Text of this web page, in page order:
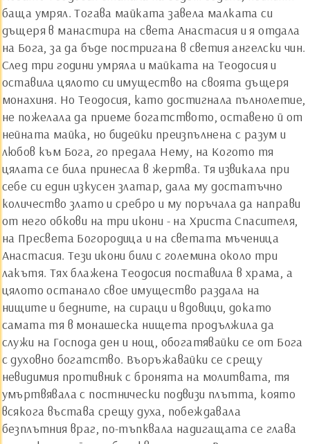
баща умрял. Тогава майката завела малката си
дъщеря в манастира на света Анастасия и я отдала
на Бога, за да бъде постригана в светия ангелски чин.
След три години умряла и майката на Теодосия и
оставила цялото си имущество на своята дъщеря
монахиня. Но Теодосия, като достигнала пълнолетие,
не пожелала да приеме богатството, оставено й от
нейната майка, но бидейки преизпълнена с разум и
любов към Бога, го предала Нему, на Когото тя
цялата се била принесла в жертва. Тя извикала при
себе си един изкусен златар, дала му достатъчно
количество злато и сребро и му поръчала да направи
от него обкови на три икони - на Христа Спасителя,
на Пресвета Богородица и на светата мъченица
Анастасия. Тези икони били с големина около три
лакътя. Тях блажена Теодосия поставила в храма, а
цялото останало свое имущество раздала на
нищите и бедните, на сираци и вдовици, докато
самата тя в монашеска нищета продължила да
служи на Господа ден и нощ, обогатявайки се от Бога
с духовно богатство. Въоръжавайки се срещу
невидимия противник с бронята на молитвата, тя
умъртвявала с постнически подвизи плътта, която
всякога въстава срещу духа, побеждавала
безплътния враг, по-тъпквала надигащата се глава